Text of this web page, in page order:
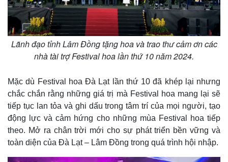
Kinh tế
Bất động sản
Thị trường
Giá vàng
Lãnh đạo tỉnh Lâm Đồng tặng hoa và trao thư cảm ơn các
nhà tài trợ Festival hoa lần thứ 10 năm 2024.
Mặc dù Festival hoa Đà Lạt lần thứ 10 đã khép lại nhưng
chắc chắn rằng những giá trị mà Festival hoa mang lại sẽ
tiếp tục lan tỏa và ghi dấu trong tâm trí của mọi người, tạo
động lực và cảm hứng cho những mùa Festival hoa tiếp
theo. Mở ra chân trời mới cho sự phát triển bền vững và
toàn diện của Đà Lạt – Lâm Đồng trong quá trình hội nhập.